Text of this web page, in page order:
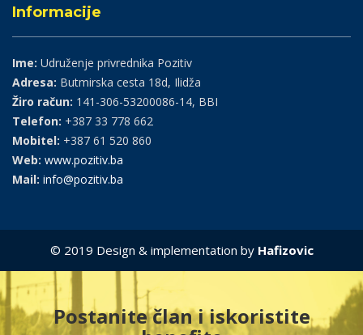
Informacije
Ime: Udruženje privrednika Pozitiv
Adresa: Butmirska cesta 18d, Ilidža
Žiro račun: 141-306-53200086-14, BBI
Telefon: +387 33 778 662
Mobitel: +387 61 520 860
Web: www.pozitiv.ba
Mail: info@pozitiv.ba
© 2019 Design & implementation by Hafizovic
Postanite član i iskoristite